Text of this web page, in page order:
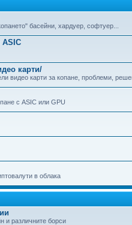
басейни, хардуер, софтуер...
ASIC
карти/
видео карти за копане, проблеми,
с ASIC или GPU
в облака
и различните борси